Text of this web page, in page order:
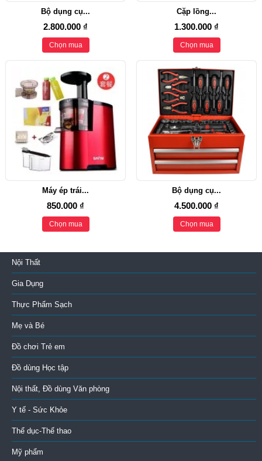
Bộ dụng cụ...
2.800.000 ₫
Chọn mua
Cặp lồng...
1.300.000 ₫
Chọn mua
Máy ép trái...
850.000 ₫
Chọn mua
Bộ dụng cụ...
4.500.000 ₫
Chọn mua
Nội Thất
Gia Dụng
Thực Phẩm Sạch
Mẹ và Bé
Đồ chơi Trẻ em
Đồ dùng Học tập
Nội thất, Đồ dùng Văn phòng
Y tế - Sức Khỏe
Thể dục-Thể thao
Mỹ phẩm